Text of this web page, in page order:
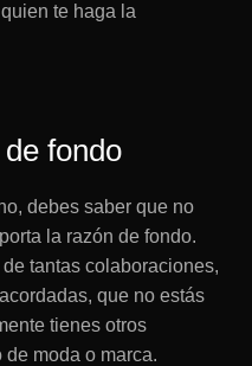
te haga la
fondo
debes saber que no
la razón de fondo.
tantas colaboraciones,
que no estás
tienes otros
moda o marca.